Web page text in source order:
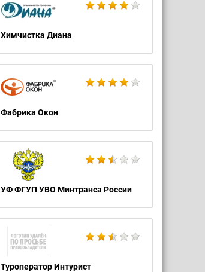
Химчистка Диана
Фабрика Окон
УФ ФГУП УВО Минтранса России
Туроператор Интурист